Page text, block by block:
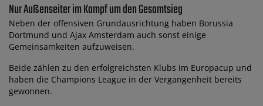
Nur Außenseiter im Kampf um den Gesamtsieg
Neben der offensiven Grundausrichtung haben Borussia
Dortmund und Ajax Amsterdam auch sonst einige
Gemeinsamkeiten aufzuweisen.
Beide zählen zu den erfolgreichsten Klubs im Europacup und
haben die Champions League in der Vergangenheit bereits
gewonnen.